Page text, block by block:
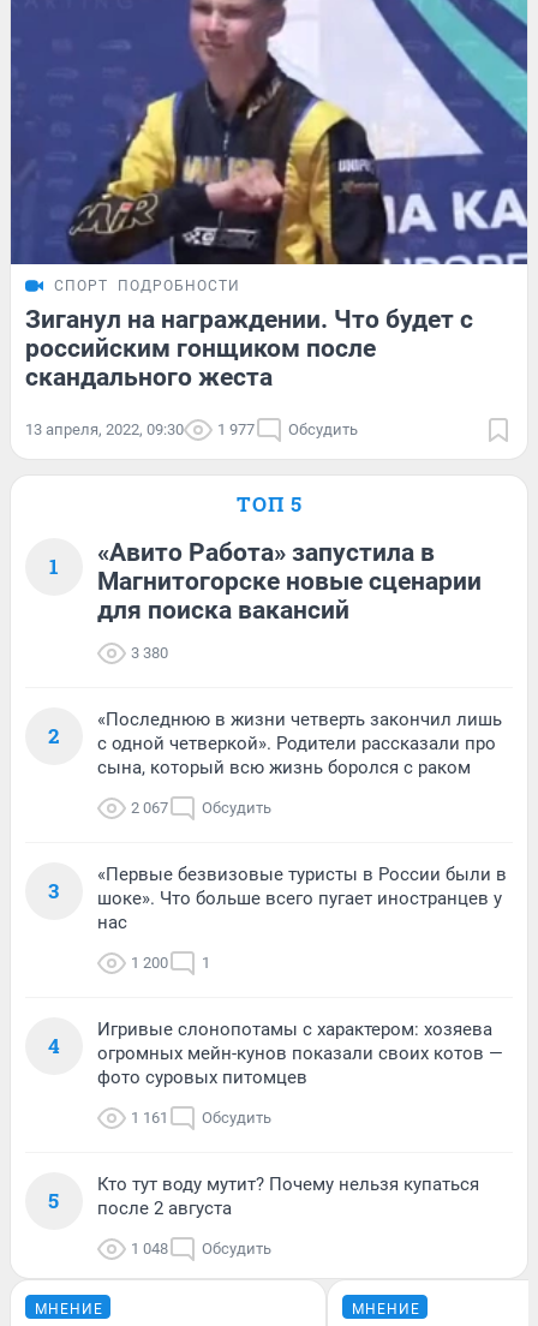
СПОРТ ПОДРОБНОСТИ
Зиганул на награждении. Что будет с
российским гонщиком после
скандального жеста
13 апреля, 2022, 09:30 1 977 Обсудить
ТОП 5
1
«Авито Работа» запустила в
Магнитогорске новые сценарии
для поиска вакансий
3 380
2
«Последнюю в жизни четверть закончил лишь
с одной четверкой». Родители рассказали про
сына, который всю жизнь боролся с раком
2 067 Обсудить
3
«Первые безвизовые туристы в России были в
шоке». Что больше всего пугает иностранцев у
нас
1 200 1
4
Игривые слонопотамы с характером: хозяева
огромных мейн-кунов показали своих котов —
фото суровых питомцев
1 161 Обсудить
5
Кто тут воду мутит? Почему нельзя купаться
после 2 августа
1 048 Обсудить
МНЕНИЕ МНЕНИЕ